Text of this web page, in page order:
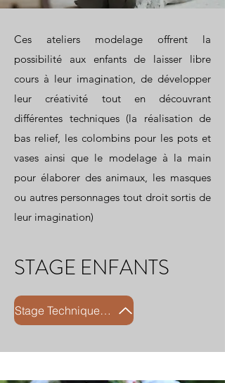
Ces ateliers modelage offrent la
possibilité aux enfants de laisser libre
cours à leur imagination, de développer
leur créativité tout en découvrant
différentes techniques (la réalisation de
bas relief, les colombins pour les pots et
vases ainsi que le modelage à la main
pour élaborer des animaux, les masques
ou autres personnages tout droit sortis de
leur imagination)
STAGE ENFANTS
Stage Technique marbré